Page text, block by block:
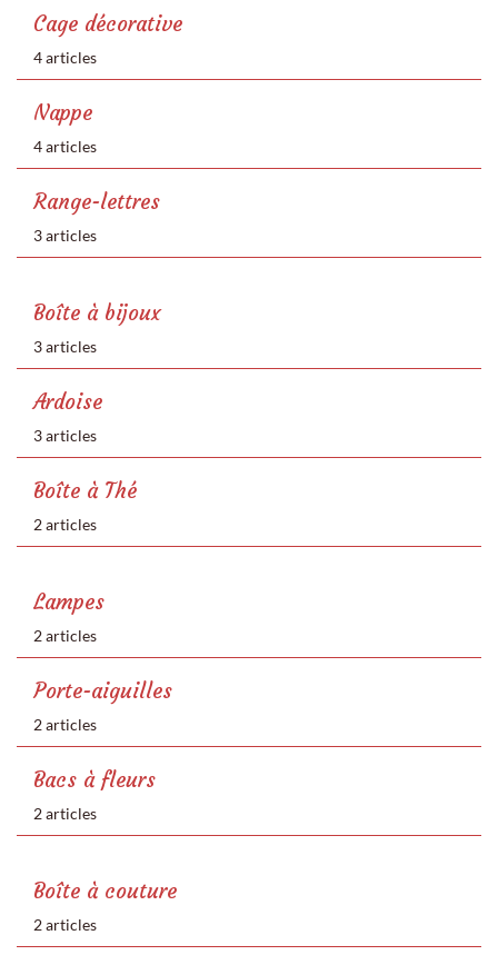
Cage décorative
4 articles
Nappe
4 articles
Range-lettres
3 articles
Boîte à bijoux
3 articles
Ardoise
3 articles
Boîte à Thé
2 articles
Lampes
2 articles
Porte-aiguilles
2 articles
Bacs à fleurs
2 articles
Boîte à couture
2 articles